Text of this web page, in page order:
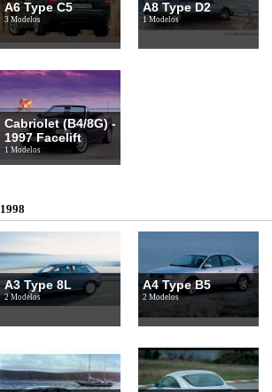
A6 Type C5
3 Modelos
A8 Type D2
1 Modelos
Cabriolet (B4/8G) -
1997 Facelift
1 Modelos
1998
A3 Type 8L
2 Modelos
A4 Type B5
2 Modelos